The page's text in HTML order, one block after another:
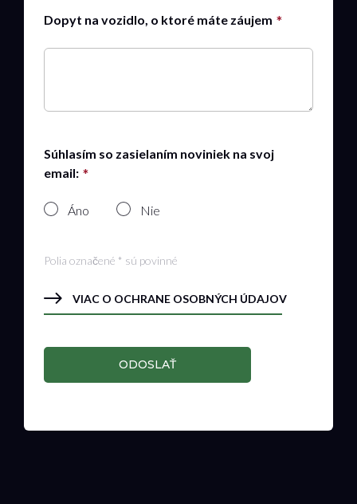
Dopyt na vozidlo, o ktoré máte záujem
Súhlasím so zasielaním noviniek na svoj
email:
Áno Nie
Polia označené * sú povinné
VIAC O OCHRANE OSOBNÝCH ÚDAJOV
ODOSLAŤ